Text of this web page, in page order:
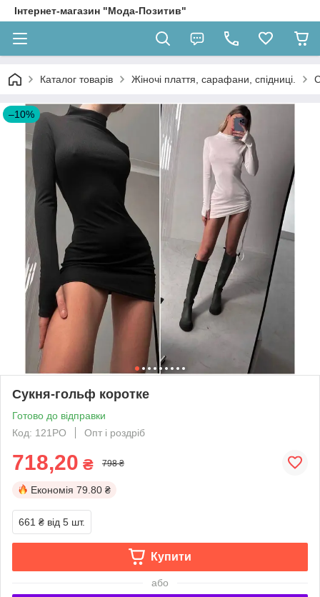
Інтернет-магазин "Мода-Позитив"
Каталог товарів Жіночі плаття, сарафани, спідниці.
–10%
Сукня-гольф коротке
Готово до відправки
Код: 121PO
Опт і роздріб
718,20 ₴ 798 ₴
Економія 79.80 ₴
661 ₴ від 5 шт.
Купити
або